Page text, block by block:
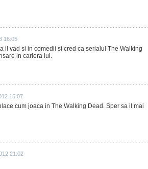
16:05
il vad si in comedii si cred ca serialul The Walking
in cariera lui.
15:07
cum joaca in The Walking Dead. Sper sa il mai
21:02